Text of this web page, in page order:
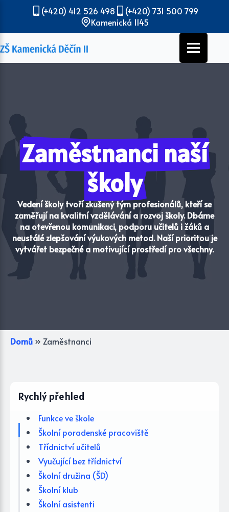
(+420) 412 526 498
(+420) 731 500 799
Kamenická 1145
Zaměstnanci naší
školy
Vedení školy tvoří zkušený tým profesionálů, kteří se
zaměřují na kvalitní vzdělávání a rozvoj školy. Dbáme
na otevřenou komunikaci, podporu učitelů i žáků a
neustálé zlepšování výukových metod. Naší prioritou je
vytvářet bezpečné a motivující prostředí pro všechny.
Domů » Zaměstnanci
Rychlý přehled
Funkce ve škole
Školní poradenské pracoviště
Třídnictví učitelů
Vyučující bez třídnictví
Školní družina (ŠD)
Školní klub
Školní asistenti